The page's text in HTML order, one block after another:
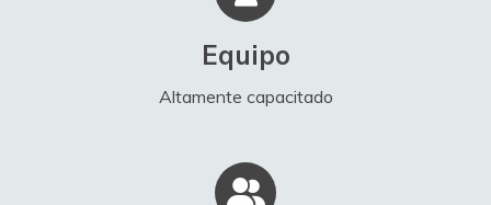
Equipo
Altamente capacitado